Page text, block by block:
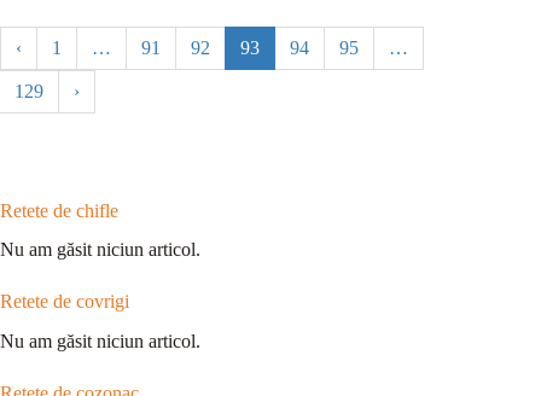
‹ 1 … 91 92 93 94 95 …
129 ›
Retete de chifle
Nu am găsit niciun articol.
Retete de covrigi
Nu am găsit niciun articol.